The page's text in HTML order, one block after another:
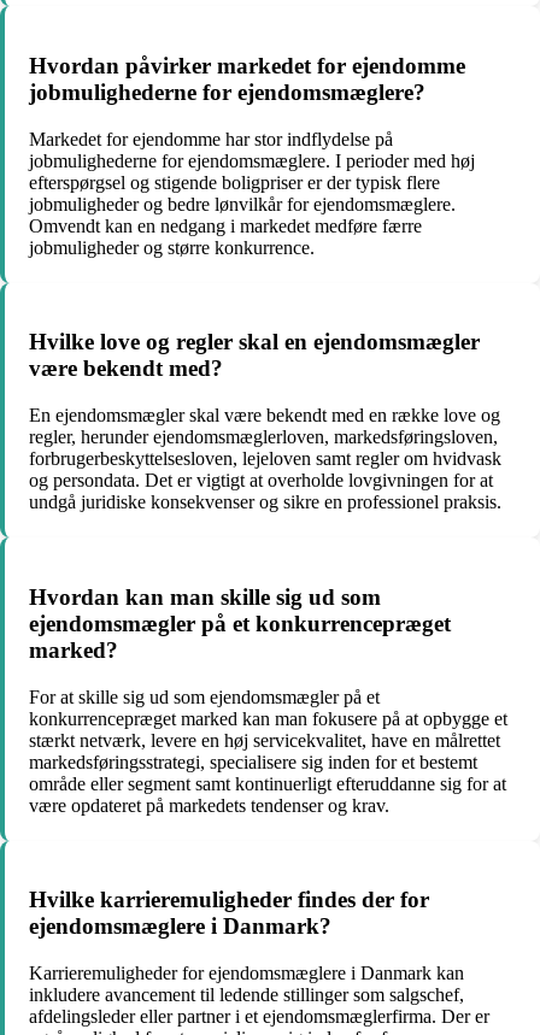
Hvordan påvirker markedet for ejendomme
jobmulighederne for ejendomsmæglere?
Markedet for ejendomme har stor indflydelse på
jobmulighederne for ejendomsmæglere. I perioder med høj
efterspørgsel og stigende boligpriser er der typisk flere
jobmuligheder og bedre lønvilkår for ejendomsmæglere.
Omvendt kan en nedgang i markedet medføre færre
jobmuligheder og større konkurrence.
Hvilke love og regler skal en ejendomsmægler
være bekendt med?
En ejendomsmægler skal være bekendt med en række love og
regler, herunder ejendomsmæglerloven, markedsføringsloven,
forbrugerbeskyttelsesloven, lejeloven samt regler om hvidvask
og persondata. Det er vigtigt at overholde lovgivningen for at
undgå juridiske konsekvenser og sikre en professionel praksis.
Hvordan kan man skille sig ud som
ejendomsmægler på et konkurrencepræget
marked?
For at skille sig ud som ejendomsmægler på et
konkurrencepræget marked kan man fokusere på at opbygge et
stærkt netværk, levere en høj servicekvalitet, have en målrettet
markedsføringsstrategi, specialisere sig inden for et bestemt
område eller segment samt kontinuerligt efteruddanne sig for at
være opdateret på markedets tendenser og krav.
Hvilke karrieremuligheder findes der for
ejendomsmæglere i Danmark?
Karrieremuligheder for ejendomsmæglere i Danmark kan
inkludere avancement til ledende stillinger som salgschef,
afdelingsleder eller partner i et ejendomsmæglerfirma. Der er